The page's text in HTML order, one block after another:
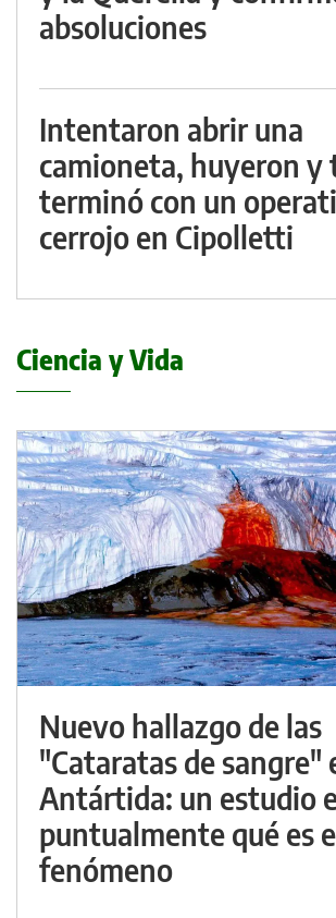
absoluciones
Intentaron abrir una
camioneta, huyeron y
terminó con un
cerrojo en Cipolletti
Ciencia y Vida
Nuevo hallazgo de las
"Cataratas de sangre"
Antártida: un estudio
puntualmente qué es
fenómeno